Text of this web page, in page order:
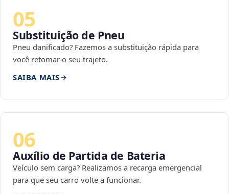
05
Substituição de Pneu
Pneu danificado? Fazemos a substituição rápida para
você retomar o seu trajeto.
SAIBA MAIS
06
Auxílio de Partida de Bateria
Veículo sem carga? Realizamos a recarga emergencial
para que seu carro volte a funcionar.